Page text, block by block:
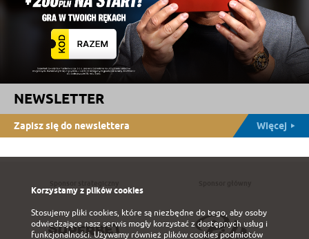
NEWSLETTER
Zapisz się do newslettera Więcej
Korzystamy z plików cookies
Stosujemy pliki cookies, które są niezbędne do tego, aby osoby
odwiedzające nasz serwis mogły korzystać z dostępnych usług i
funkcjonalności. Używamy również plików cookies podmiotów